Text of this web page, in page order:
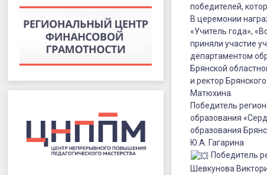
победителей,
В церемонии
«Учитель года»,
приняли участие
департаментом
Брянской
и ректор
Матюхина.
Победитель
образования
образования
Ю.А. Гагарина
Победитель
Шевкунова